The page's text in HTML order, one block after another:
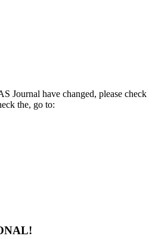
Journal have changed, please
the, go to: